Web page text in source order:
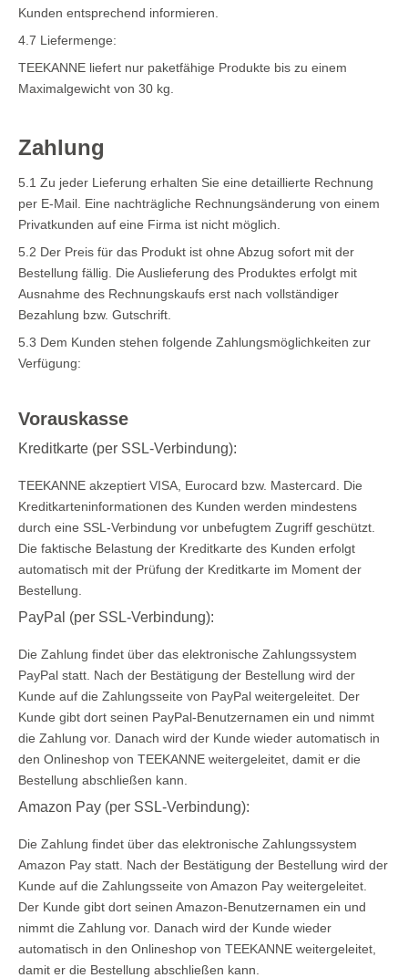
Kunden entsprechend informieren.
4.7 Liefermenge:
TEEKANNE liefert nur paketfähige Produkte bis zu einem
Maximalgewicht von 30 kg.
Zahlung
5.1 Zu jeder Lieferung erhalten Sie eine detaillierte Rechnung
per E-Mail. Eine nachträgliche Rechnungsänderung von einem
Privatkunden auf eine Firma ist nicht möglich.
5.2 Der Preis für das Produkt ist ohne Abzug sofort mit der
Bestellung fällig. Die Auslieferung des Produktes erfolgt mit
Ausnahme des Rechnungskaufs erst nach vollständiger
Bezahlung bzw. Gutschrift.
5.3 Dem Kunden stehen folgende Zahlungsmöglichkeiten zur
Verfügung:
Vorauskasse
Kreditkarte (per SSL-Verbindung):
TEEKANNE akzeptiert VISA, Eurocard bzw. Mastercard. Die
Kreditkarteninformationen des Kunden werden mindestens
durch eine SSL-Verbindung vor unbefugtem Zugriff geschützt.
Die faktische Belastung der Kreditkarte des Kunden erfolgt
automatisch mit der Prüfung der Kreditkarte im Moment der
Bestellung.
PayPal (per SSL-Verbindung):
Die Zahlung findet über das elektronische Zahlungssystem
PayPal statt. Nach der Bestätigung der Bestellung wird der
Kunde auf die Zahlungsseite von PayPal weitergeleitet. Der
Kunde gibt dort seinen PayPal-Benutzernamen ein und nimmt
die Zahlung vor. Danach wird der Kunde wieder automatisch in
den Onlineshop von TEEKANNE weitergeleitet, damit er die
Bestellung abschließen kann.
Amazon Pay (per SSL-Verbindung):
Die Zahlung findet über das elektronische Zahlungssystem
Amazon Pay statt. Nach der Bestätigung der Bestellung wird der
Kunde auf die Zahlungsseite von Amazon Pay weitergeleitet.
Der Kunde gibt dort seinen Amazon-Benutzernamen ein und
nimmt die Zahlung vor. Danach wird der Kunde wieder
automatisch in den Onlineshop von TEEKANNE weitergeleitet,
damit er die Bestellung abschließen kann.